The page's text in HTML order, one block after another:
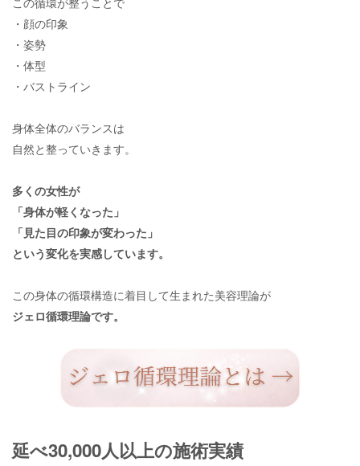
・顔の印象
・姿勢
・体型
・バストライン
身体全体のバランスは
自然と整っていきます。
多くの女性が
「身体が軽くなった」
「見た目の印象が変わった」
という変化を実感しています。
この身体の循環構造に着目して生まれた美容理論が
ジェロ循環理論です。
延べ30,000人以上の施術実績